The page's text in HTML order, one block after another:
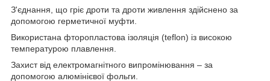
З'єднання, що гріє дроти та дроти живлення здійснено за
допомогою герметичної муфти.
Використана фторопластова ізоляція (teflon) із високою
температурою плавлення.
Захист від електромагнітного випромінювання – за
допомогою алюмінієвої фольги.